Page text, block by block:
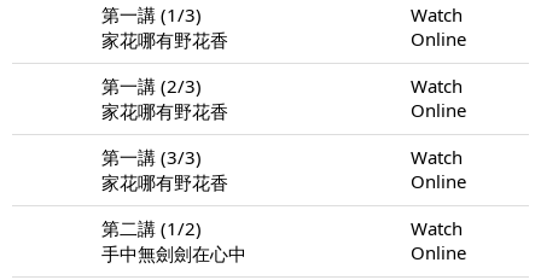
第一講 (1/3)
家花哪有野花香
Watch
Online
第一講 (2/3)
家花哪有野花香
Watch
Online
第一講 (3/3)
家花哪有野花香
Watch
Online
第二講 (1/2)
手中無劍劍在心中
Watch
Online